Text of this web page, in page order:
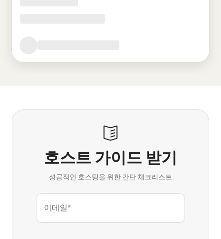
호스트 가이드 받기
성공적인 호스팅을 위한 간단 체크리스트
이메일*